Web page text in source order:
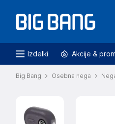
Izdelki Akcije &
Big Bang Osebna nega